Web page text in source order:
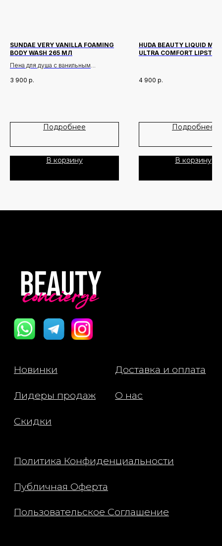
SUNDAE VERY VANILLA FOAMING
BODY WASH 265 МЛ
Пена для душа с ванильным
3 900 р.
Подробнее
В корзину
HUDA BEAUTY LIQUID
ULTRA COMFORT
4 900 р.
Подробнее
В корзину
О нас
Лидеры продаж